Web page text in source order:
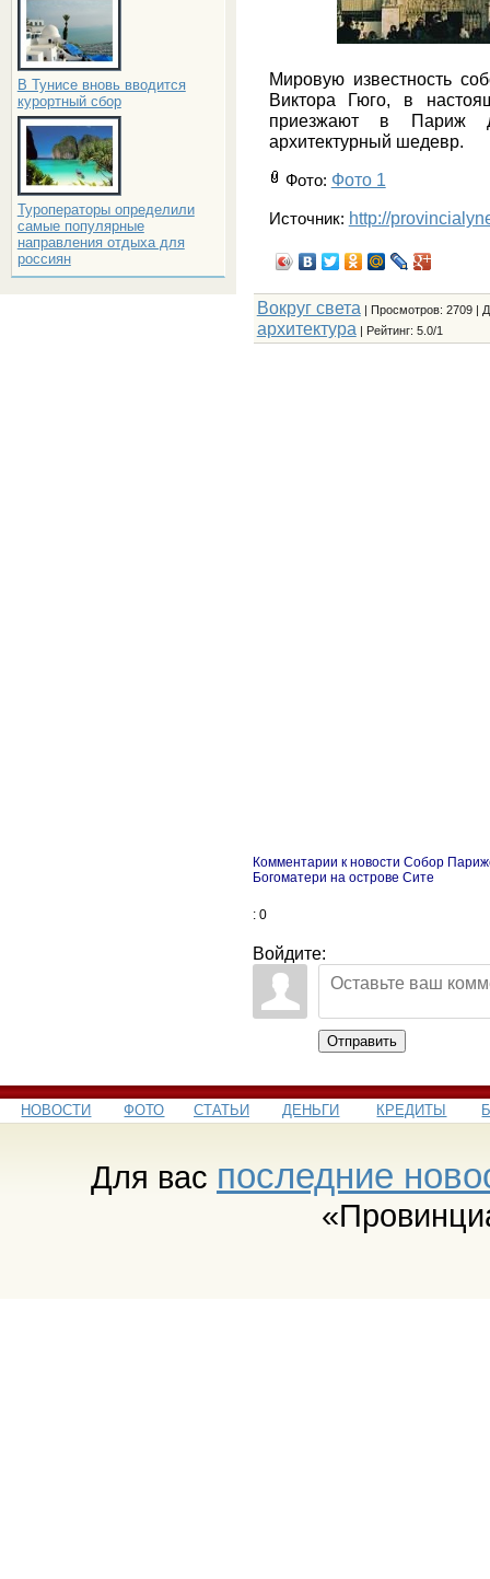
В Тунисе вновь вводится
курортный сбор
Туроператоры определили
самые популярные
направления отдыха для
россиян
Мировую известность
Виктора Гюго, в
приезжают в Париж
архитектурный шедевр.
Фото: Фото 1
Источник: http://
Вокруг света | Просмотров: 2709 |
архитектура | Рейтинг: 5.0/1
Комментарии к новости Собор
Богоматери на острове Сите
: 0
Войдите:
Отправить
НОВОСТИ ФОТО СТАТЬИ ДЕНЬГИ КРЕДИТЫ
Для вас последние